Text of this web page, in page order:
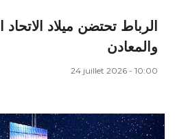
الرباط تحتضن ميلاد
والمعادن
24 juillet 2026 - 10:00